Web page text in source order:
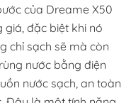
của Dreame X50
đặc biệt khi nó
chỉ sạch sẽ mà còn
nước bằng điện
nước sạch, an toàn